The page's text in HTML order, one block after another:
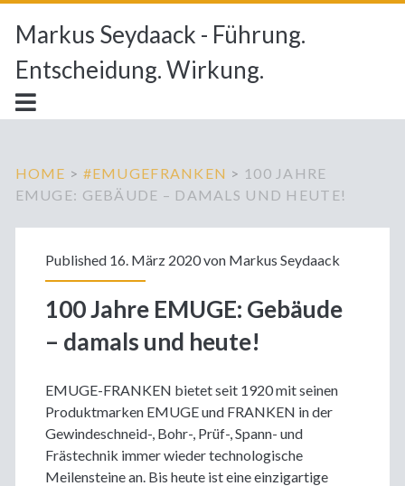
Markus Seydaack - Führung.
Entscheidung. Wirkung.
HOME > #EMUGEFRANKEN > 100 JAHRE
EMUGE: GEBÄUDE – DAMALS UND HEUTE!
Published 16. März 2020 von Markus Seydaack
100 Jahre EMUGE: Gebäude
– damals und heute!
EMUGE-FRANKEN bietet seit 1920 mit seinen
Produktmarken EMUGE und FRANKEN in der
Gewindeschneid-, Bohr-, Prüf-, Spann- und
Frästechnik immer wieder technologische
Meilensteine an. Bis heute ist eine einzigartige